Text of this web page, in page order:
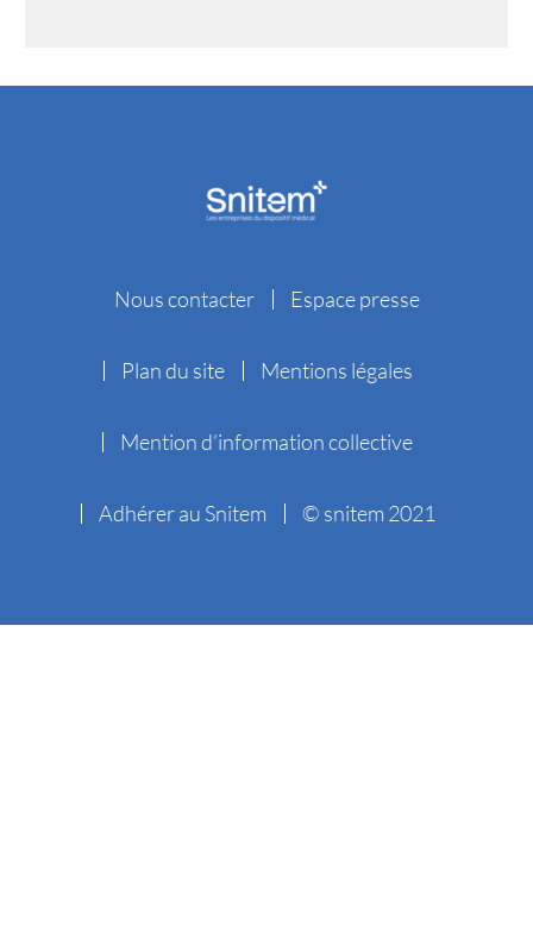
Nous contacter Espace presse
Plan du site Mentions légales
Mention d’information collective
Adhérer au Snitem © snitem 2021